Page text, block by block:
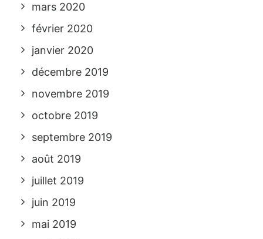
mars 2020
février 2020
janvier 2020
décembre 2019
novembre 2019
octobre 2019
septembre 2019
août 2019
juillet 2019
juin 2019
mai 2019